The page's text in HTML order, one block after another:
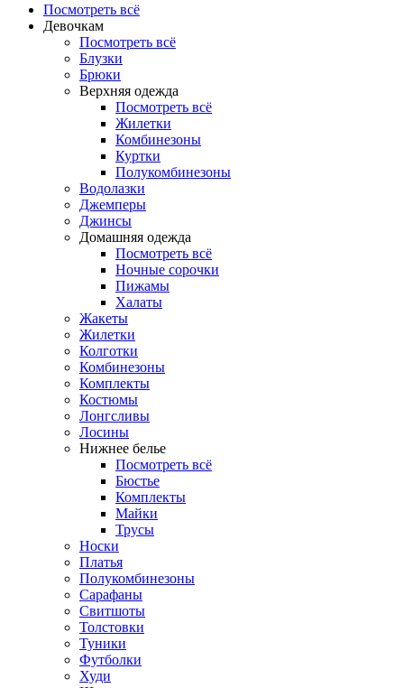
Посмотреть всё
Девочкам
Посмотреть всё
Блузки
Брюки
Верхняя одежда
Посмотреть всё
Жилетки
Комбинезоны
Куртки
Полукомбинезоны
Водолазки
Джемперы
Джинсы
Домашняя одежда
Посмотреть всё
Ночные сорочки
Пижамы
Халаты
Жакеты
Жилетки
Колготки
Комбинезоны
Комплекты
Костюмы
Лонгсливы
Лосины
Нижнее белье
Посмотреть всё
Бюстье
Комплекты
Майки
Трусы
Носки
Платья
Полукомбинезоны
Сарафаны
Свитшоты
Толстовки
Туники
Футболки
Худи